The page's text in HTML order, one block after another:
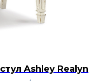
Ashley Realyn